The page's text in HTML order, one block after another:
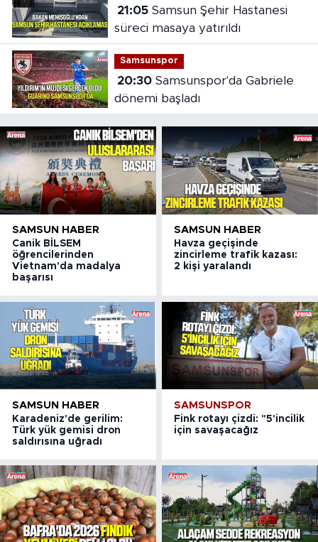
21:05Samsun Şehir Hastanesi
süreci masaya yatırıldı
Samsunspor
20:30Samsunspor'da Gabriele
dönemi başladı
SAMSUN HABER
Canik BİLSEM
öğrencilerinden
Vietnam'da madalya
başarısı
SAMSUN HABER
Havza geçişinde
zincirleme trafik kazası:
2 kişi yaralandı
SAMSUN HABER
Karadeniz'de gerilim:
Türk yük gemisi dron
saldırısına uğradı
SAMSUNSPOR
Fink rotayı çizdi: "5'incilik
için savaşacağız